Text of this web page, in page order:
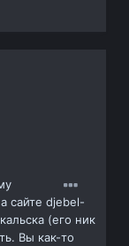
сайте djebel-
(его ник
Вы как-то